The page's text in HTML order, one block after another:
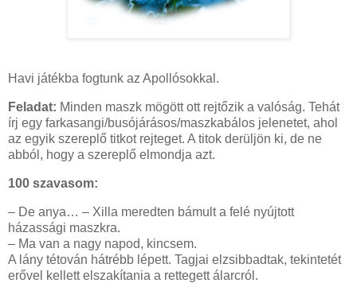
Havi játékba fogtunk az Apollósokkal.
Feladat: Minden maszk mögött ott rejtőzik a valóság. Tehát
írj egy farkasangi/busójárásos/maszkabálos jelenetet, ahol
az egyik szereplő titkot rejteget. A titok derüljön ki, de ne
abból, hogy a szereplő elmondja azt.
100 szavasom:
– De anya… – Xilla meredten bámult a felé nyújtott
házassági maszkra.
– Ma van a nagy napod, kincsem.
A lány tétován hátrébb lépett. Tagjai elzsibbadtak, tekintetét
erővel kellett elszakítania a rettegett álarcról.